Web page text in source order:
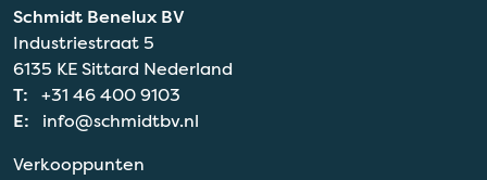
Schmidt Benelux BV
Industriestraat 5
6135 KE Sittard Nederland
T:
+31 46 400 9103
E:
info@schmidtbv.nl
Verkooppunten